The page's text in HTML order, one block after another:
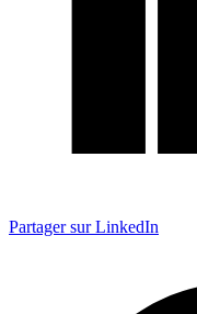
Partager sur LinkedIn